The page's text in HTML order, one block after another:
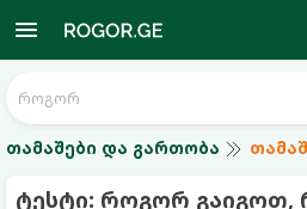
თამაშები და გართობა
ტესტი: როგორ გაიგოთ,